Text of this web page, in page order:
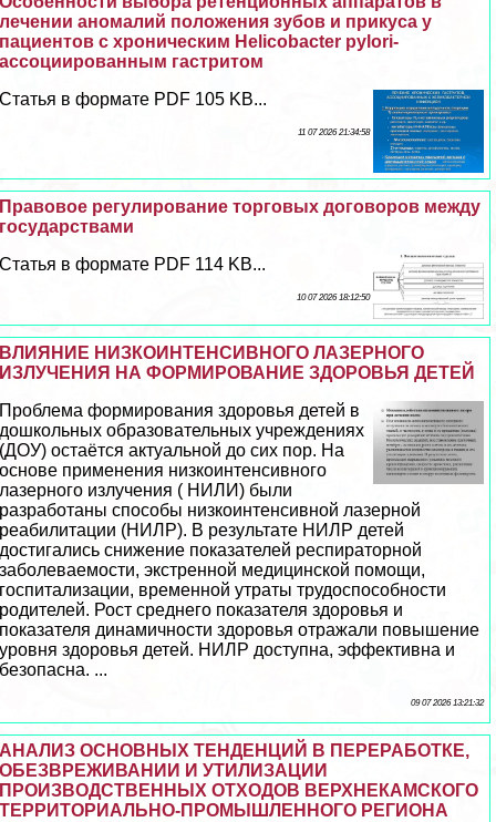
лечении аномалий положения зубов и прикуса у
пациентов с хроническим Helicobacter pylori-
ассоциированным гастритом
Статья в формате PDF 105 KB...
11 07 2026 21:34:58
Правовое регулирование торговых договоров между
государствами
Статья в формате PDF 114 KB...
10 07 2026 18:12:50
ВЛИЯНИЕ НИЗКОИНТЕНСИВНОГО ЛАЗЕРНОГО
ИЗЛУЧЕНИЯ НА ФОРМИРОВАНИЕ ЗДОРОВЬЯ ДЕТЕЙ
Проблема формирования здоровья детей в
дошкольных образовательных учреждениях
(ДОУ) остаётся актуальной до сих пор. На
основе применения низкоинтенсивного
лазерного излучения ( НИЛИ) были
разработаны способы низкоинтенсивной лазерной
реабилитации (НИЛР). В результате НИЛР детей
достигались снижение показателей респираторной
заболеваемости, экстренной медицинской помощи,
госпитализации, временной утраты трудоспособности
родителей. Рост среднего показателя здоровья и
показателя динамичности здоровья отражали повышение
уровня здоровья детей. НИЛР доступна, эффективна и
безопасна. ...
09 07 2026 13:21:32
АНАЛИЗ ОСНОВНЫХ ТЕНДЕНЦИЙ В ПЕРЕРАБОТКЕ,
ОБЕЗВРЕЖИВАНИИ И УТИЛИЗАЦИИ
ПРОИЗВОДСТВЕННЫХ ОТХОДОВ ВЕРХНЕКАМСКОГО
ТЕРРИТОРИАЛЬНО-ПРОМЫШЛЕННОГО РЕГИОНА